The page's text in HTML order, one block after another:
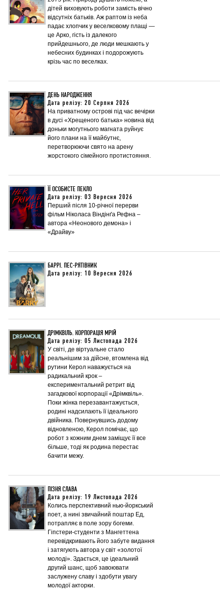
дітей виховують роботи замість вічно
відсутніх батьків. Аж раптом із неба
падає хлопчик у веселковому плащі —
це Арко, гість із далекого
прийдешнього, де люди мешкають у
небесних будинках і подорожують
крізь час по веселках.
ДЕНЬ НАРОДЖЕННЯ
Дата релізу: 20 Серпня 2026
На приватному острові під час вечірки
в дусі «Хрещеного батька» новина від
доньки могутнього магната руйнує
його плани на її майбутнє,
перетворюючи свято на арену
жорстокого сімейного протистояння.
ЇЇ ОСОБИСТЕ ПЕКЛО
Дата релізу: 03 Вересня 2026
Перший після 10-річної перерви
фільм Ніколаса Віндінґа Рефна –
автора «Неонового демона» і
«Драйву»
БАРРІ. ПЕС-РЯТІВНИК
Дата релізу: 10 Вересня 2026
ДРІМКВІЛЬ. КОРПОРАЦІЯ МРІЙ
Дата релізу: 05 Листопада 2026
У світі, де віртуальне стало
реальнішим за дійсне, втомлена від
рутини Керол наважується на
радикальний крок –
експериментальний ретрит від
загадкової корпорації «Дрімквіль».
Поки жінка перезавантажується,
родині надсилають її ідеального
двійника. Повернувшись додому
відновленою, Керол помічає, що
робот з кожним днем заміщує її все
більше, тоді як родина перестає
бачити межу.
ПІЗНЯ СЛАВА
Дата релізу: 19 Листопада 2026
Колись перспективний нью-йоркський
поет, а нині звичайний поштар Ед,
потрапляє в поле зору богеми.
Гіпстери-студенти з Мангеттена
перевідкривають його забуте видання
і затягують автора у світ «золотої
молоді». Здається, це ідеальний
другий шанс, щоб завоювати
заслужену славу і здобути увагу
молодої акторки.